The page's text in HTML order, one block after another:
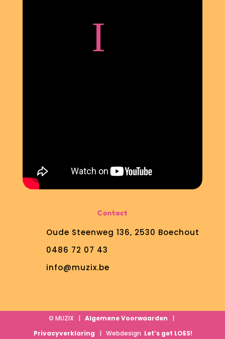
Contact
Oude Steenweg 136, 2530 Boechout
0486 72 07 43
info@muzix.be
© MUZIX |Algemene Voorwaarden |
Privacyverklaring | Webdesign Let’s get LOES!